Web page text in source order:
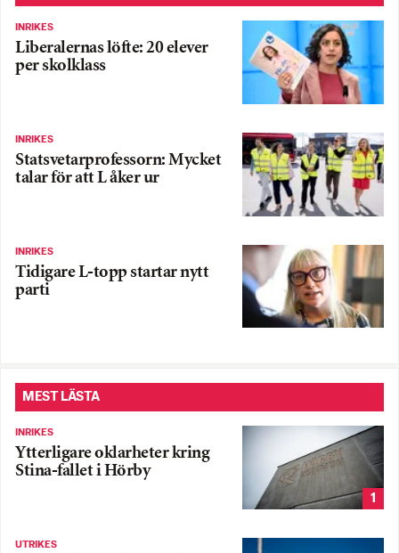
INRIKES
Liberalernas löfte: 20 elever
per skolklass
INRIKES
Statsvetarprofessorn: Mycket
talar för att L åker ur
INRIKES
Tidigare L-topp startar nytt
parti
MEST LÄSTA
INRIKES
Ytterligare oklarheter kring
Stina-fallet i Hörby
1
UTRIKES